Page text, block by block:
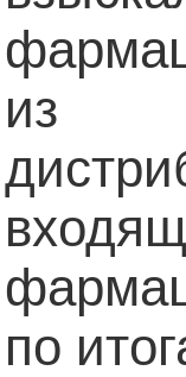
из
по